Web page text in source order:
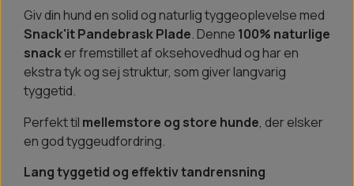
Giv din hund en solid og naturlig tyggeoplevelse med
Snack'it Pandebrask Plade. Denne 100% naturlige
snacker fremstillet af oksehovedhud og har en
ekstra tyk og sej struktur, som giver langvarig
tyggetid.
Perfekt til mellemstore og store hunde, der elsker
en god tyggeudfordring.
Lang tyggetid og effektiv tandrensning